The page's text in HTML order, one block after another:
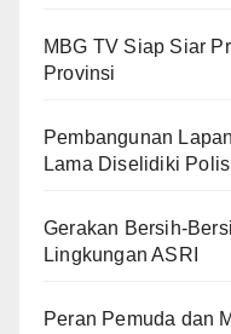
MBG TV Siap Siar
Provinsi
Pembangunan
Lama Diselidiki
Gerakan Bersih-
Lingkungan ASRI
Peran Pemuda dan